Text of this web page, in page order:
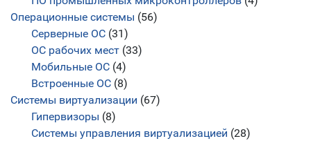
Операционные системы (56)
Серверные ОС (31)
ОС рабочих мест (33)
Мобильные ОС (4)
Встроенные ОС (8)
Системы виртуализации (67)
Гипервизоры (8)
Системы управления виртуализацией (28)